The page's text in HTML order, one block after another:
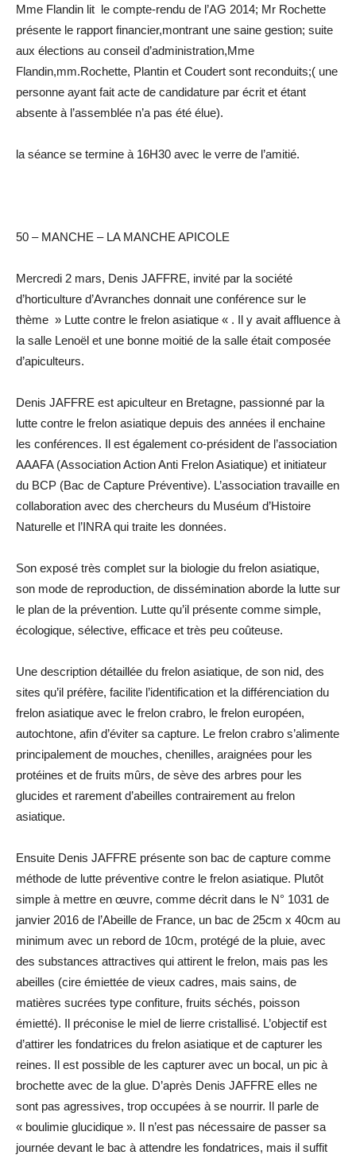
Mme Flandin lit le compte-rendu de l’AG 2014; Mr Rochette
présente le rapport financier,montrant une saine gestion; suite
aux élections au conseil d’administration,Mme
Flandin,mm.Rochette, Plantin et Coudert sont reconduits;( une
personne ayant fait acte de candidature par écrit et étant
absente à l’assemblée n’a pas été élue).
la séance se termine à 16H30 avec le verre de l’amitié.
50 – MANCHE – LA MANCHE APICOLE
Mercredi 2 mars, Denis JAFFRE, invité par la société
d’horticulture d’Avranches donnait une conférence sur le
thème » Lutte contre le frelon asiatique « . Il y avait affluence à
la salle Lenoël et une bonne moitié de la salle était composée
d’apiculteurs.
Denis JAFFRE est apiculteur en Bretagne, passionné par la
lutte contre le frelon asiatique depuis des années il enchaine
les conférences. Il est également co-président de l’association
AAAFA (Association Action Anti Frelon Asiatique) et initiateur
du BCP (Bac de Capture Préventive). L’association travaille en
collaboration avec des chercheurs du Muséum d’Histoire
Naturelle et l’INRA qui traite les données.
Son exposé très complet sur la biologie du frelon asiatique,
son mode de reproduction, de dissémination aborde la lutte sur
le plan de la prévention. Lutte qu’il présente comme simple,
écologique, sélective, efficace et très peu coûteuse.
Une description détaillée du frelon asiatique, de son nid, des
sites qu’il préfère, facilite l’identification et la différenciation du
frelon asiatique avec le frelon crabro, le frelon européen,
autochtone, afin d’éviter sa capture. Le frelon crabro s’alimente
principalement de mouches, chenilles, araignées pour les
protéines et de fruits mûrs, de sève des arbres pour les
glucides et rarement d’abeilles contrairement au frelon
asiatique.
Ensuite Denis JAFFRE présente son bac de capture comme
méthode de lutte préventive contre le frelon asiatique. Plutôt
simple à mettre en œuvre, comme décrit dans le N° 1031 de
janvier 2016 de l’Abeille de France, un bac de 25cm x 40cm au
minimum avec un rebord de 10cm, protégé de la pluie, avec
des substances attractives qui attirent le frelon, mais pas les
abeilles (cire émiettée de vieux cadres, mais sains, de
matières sucrées type confiture, fruits séchés, poisson
émietté). Il préconise le miel de lierre cristallisé. L’objectif est
d’attirer les fondatrices du frelon asiatique et de capturer les
reines. Il est possible de les capturer avec un bocal, un pic à
brochette avec de la glue. D’après Denis JAFFRE elles ne
sont pas agressives, trop occupées à se nourrir. Il parle de
« boulimie glucidique ». Il n’est pas nécessaire de passer sa
journée devant le bac à attendre les fondatrices, mais il suffit